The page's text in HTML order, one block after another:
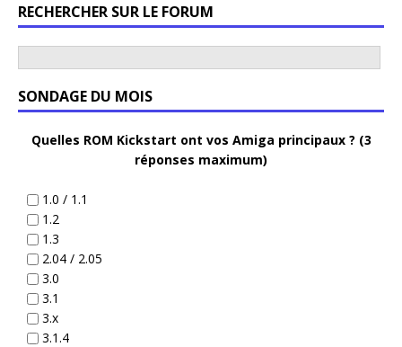
RECHERCHER SUR LE FORUM
SONDAGE DU MOIS
Quelles ROM Kickstart ont vos Amiga principaux ? (3
réponses maximum)
1.0 / 1.1
1.2
1.3
2.04 / 2.05
3.0
3.1
3.x
3.1.4